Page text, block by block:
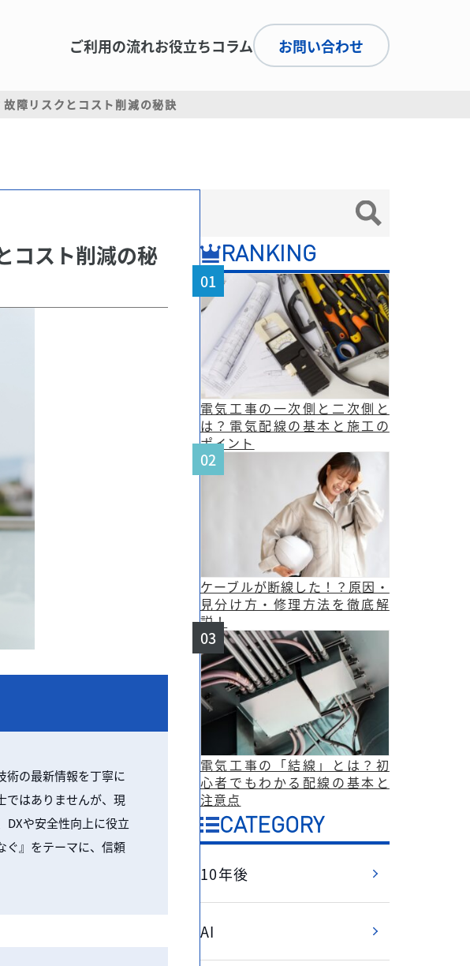
ご利用の流れお役立ちコラム お問い合わせ
障リスクとコスト削減の秘訣
コスト削減の秘
術の最新情報を丁寧に
ではありませんが、現
DXや安全性向上に役立
ぐ』をテーマに、信頼
RANKING
電気工事の一次側と二次側と
は？電気配線の基本と施工の
ポイント
ケーブルが断線した！？原因・
見分け方・修理方法を徹底解
説！
電気工事の「結線」とは？初
心者でもわかる配線の基本と
注意点
CATEGORY
10年後
AI